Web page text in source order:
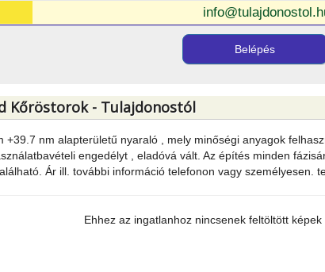
Belépés
Kőröstorok - Tulajdonostól
+39.7 nm alapterületű nyaraló , mely minőségi anyagok
engedélyt , eladóvá vált. Az építés minden
Ár ill. további információ telefonon vagy személyesen.
Ehhez az ingatlanhoz nincsenek feltöltött képek